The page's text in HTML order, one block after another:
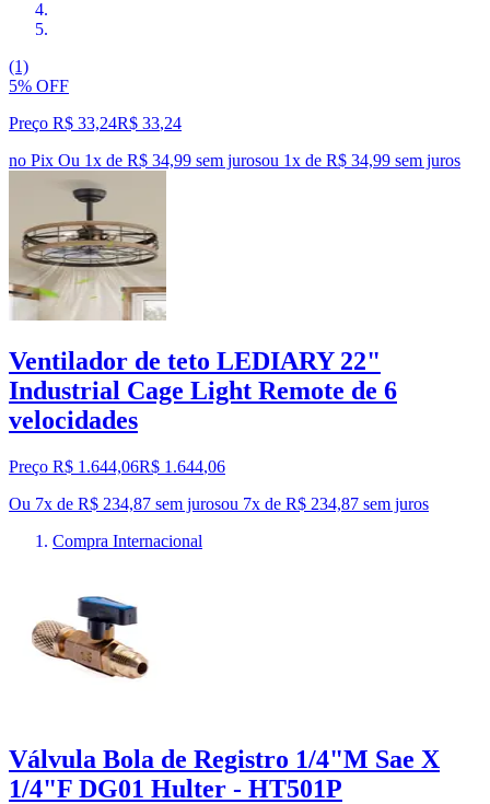
(1)
5% OFF
Preço R$ 33,24R$ 33,24
no Pix Ou 1x de R$ 34,99 sem jurosou 1x de R$ 34,99 sem juros
Ventilador de teto LEDIARY 22"
Industrial Cage Light Remote de 6
velocidades
Preço R$ 1.644,06R$ 1.644,06
Ou 7x de R$ 234,87 sem jurosou 7x de R$ 234,87 sem juros
Compra Internacional
Válvula Bola de Registro 1/4"M Sae X
1/4"F DG01 Hulter - HT501P